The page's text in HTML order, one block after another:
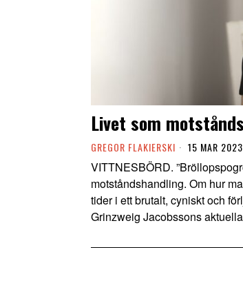
Livet som
GREGOR FLAKIERSKI 15 MAR 2023
VITTNESBÖRD.
motståndshandling. Om hur
tider i ett brutalt, cyniskt och
Grinzweig Jacobssons